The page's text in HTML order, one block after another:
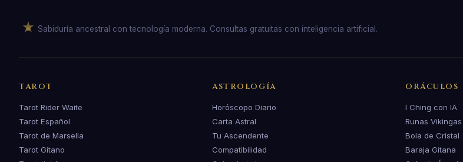
Sabiduría ancestral con tecnología moderna. Consultas gratuitas con inteligencia artificial.
TAROT
Tarot Rider Waite
Tarot Español
Tarot de Marsella
Tarot Gitano
ASTROLOGÍA
Horóscopo Diario
Carta Astral
Tu Ascendente
Compatibilidad
ORÁCULOS
I Ching con IA
Runas Vikingas
Bola de Cristal
Baraja Gitana